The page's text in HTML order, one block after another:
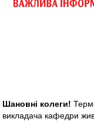
Шановні колеги!
викладача кафедри